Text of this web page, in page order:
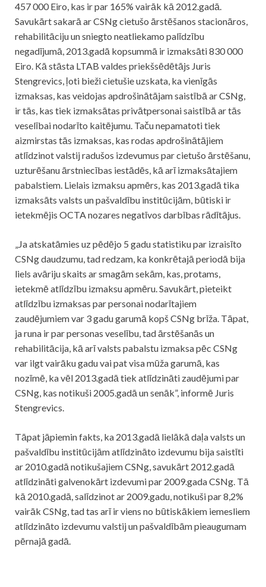
457 000 Eiro, kas ir par 165% vairāk kā 2012.gadā.
Savukārt sakarā ar CSNg cietušo ārstēšanos stacionāros,
rehabilitāciju un sniegto neatliekamo palīdzību
negadījumā, 2013.gadā kopsummā ir izmaksāti 830 000
Eiro. Kā stāsta LTAB valdes priekšsēdētājs Juris
Stengrevics, ļoti bieži cietušie uzskata, ka vienīgās
izmaksas, kas veidojas apdrošinātājam saistībā ar CSNg,
ir tās, kas tiek izmaksātas privātpersonai saistībā ar tās
veselībai nodarīto kaitējumu. Taču nepamatoti tiek
aizmirstas tās izmaksas, kas rodas apdrošinātājiem
atlīdzinot valstij radušos izdevumus par cietušo ārstēšanu,
uzturēšanu ārstniecības iestādēs, kā arī izmaksātajiem
pabalstiem. Lielais izmaksu apmērs, kas 2013.gadā tika
izmaksāts valsts un pašvaldību institūcijām, būtiski ir
ietekmējis OCTA nozares negatīvos darbības rādītājus.
„Ja atskatāmies uz pēdējo 5 gadu statistiku par izraisīto
CSNg daudzumu, tad redzam, ka konkrētajā periodā bija
liels avāriju skaits ar smagām sekām, kas, protams,
ietekmē atlīdzību izmaksu apmēru. Savukārt, pieteikt
atlīdzību izmaksas par personai nodarītajiem
zaudējumiem var 3 gadu garumā kopš CSNg brīža. Tāpat,
ja runa ir par personas veselību, tad ārstēšanās un
rehabilitācija, kā arī valsts pabalstu izmaksa pēc CSNg
var ilgt vairāku gadu vai pat visa mūža garumā, kas
nozīmē, ka vēl 2013.gadā tiek atlīdzināti zaudējumi par
CSNg, kas notikuši 2005.gadā un senāk”, informē Juris
Stengrevics.
Tāpat jāpiemin fakts, ka 2013.gadā lielākā daļa valsts un
pašvaldību institūcijām atlīdzināto izdevumu bija saistīti
ar 2010.gadā notikušajiem CSNg, savukārt 2012.gadā
atlīdzināti galvenokārt izdevumi par 2009.gada CSNg. Tā
kā 2010.gadā, salīdzinot ar 2009.gadu, notikuši par 8,2%
vairāk CSNg, tad tas arī ir viens no būtiskākiem iemesliem
atlīdzināto izdevumu valstij un pašvaldībām pieaugumam
pērnajā gadā.